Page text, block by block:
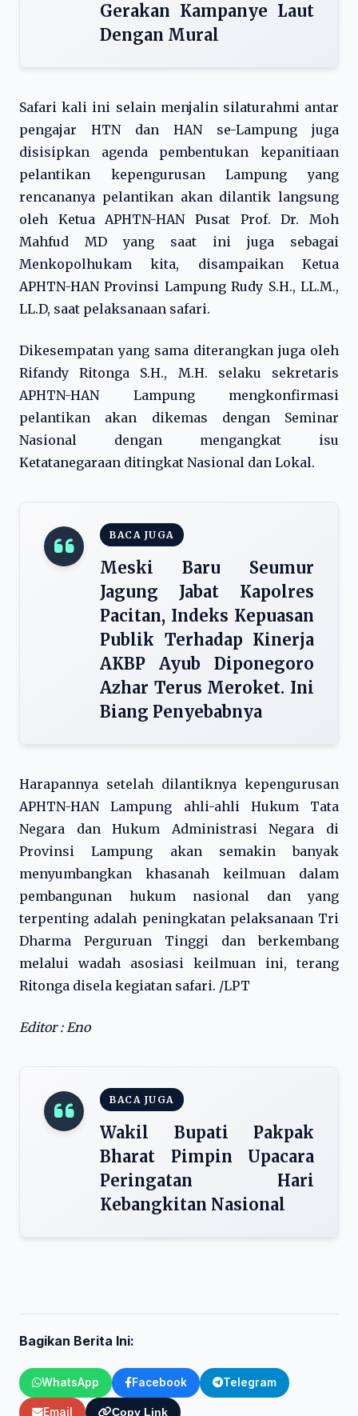
Gerakan Kampanye Laut
Dengan Mural
Safari kali ini selain menjalin silaturahmi antar
pengajar HTN dan HAN se-Lampung juga
disisipkan agenda pembentukan kepanitiaan
pelantikan kepengurusan Lampung yang
rencananya pelantikan akan dilantik langsung
oleh Ketua APHTN-HAN Pusat Prof. Dr. Moh
Mahfud MD yang saat ini juga sebagai
Menkopolhukam kita, disampaikan Ketua
APHTN-HAN Provinsi Lampung Rudy S.H., LL.M.,
LL.D, saat pelaksanaan safari.
Dikesempatan yang sama diterangkan juga oleh
Rifandy Ritonga S.H., M.H. selaku sekretaris
APHTN-HAN Lampung mengkonfirmasi
pelantikan akan dikemas dengan Seminar
Nasional dengan mengangkat isu
Ketatanegaraan ditingkat Nasional dan Lokal.
BACA JUGA
Meski Baru Seumur
Jagung Jabat Kapolres
Pacitan, Indeks Kepuasan
Publik Terhadap Kinerja
AKBP Ayub Diponegoro
Azhar Terus Meroket. Ini
Biang Penyebabnya
Harapannya setelah dilantiknya kepengurusan
APHTN-HAN Lampung ahli-ahli Hukum Tata
Negara dan Hukum Administrasi Negara di
Provinsi Lampung akan semakin banyak
menyumbangkan khasanah keilmuan dalam
pembangunan hukum nasional dan yang
terpenting adalah peningkatan pelaksanaan Tri
Dharma Perguruan Tinggi dan berkembang
melalui wadah asosiasi keilmuan ini, terang
Ritonga disela kegiatan safari. /LPT
Editor : Eno
BACA JUGA
Wakil Bupati Pakpak
Bharat Pimpin Upacara
Peringatan Hari
Kebangkitan Nasional
Bagikan Berita Ini:
WhatsApp Facebook Telegram
Email Copy Link